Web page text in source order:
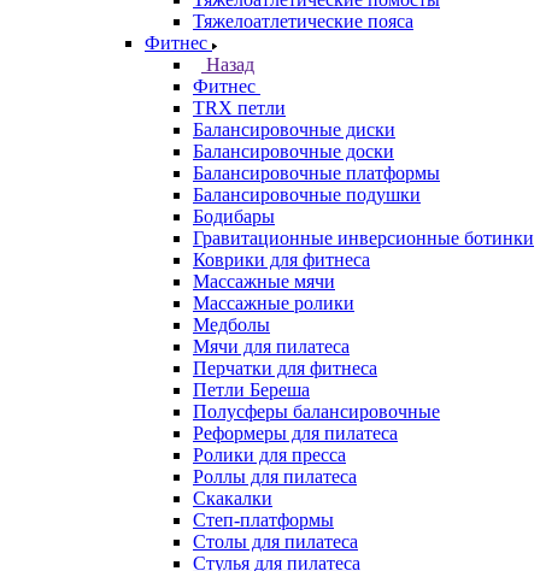
Тяжелоатлетические пояса
Фитнес
Назад
Фитнес
TRX петли
Балансировочные диски
Балансировочные доски
Балансировочные платформы
Балансировочные подушки
Бодибары
Гравитационные инверсионные ботинки
Коврики для фитнеса
Массажные мячи
Массажные ролики
Медболы
Мячи для пилатеса
Перчатки для фитнеса
Петли Береша
Полусферы балансировочные
Реформеры для пилатеса
Ролики для пресса
Роллы для пилатеса
Скакалки
Степ-платформы
Столы для пилатеса
Стулья для пилатеса